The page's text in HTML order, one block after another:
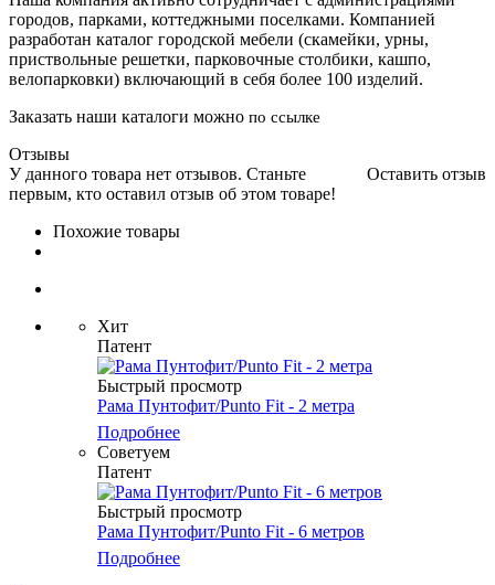
городов, парками, коттеджными поселками. Компанией
разработан каталог городской мебели (скамейки, урны,
приствольные решетки, парковочные столбики, кашпо,
велопарковки) включающий в себя более 100 изделий.
Заказать наши каталоги можно по ссылке
Отзывы
Оставить отзыв
У данного товара нет отзывов. Станьте
первым, кто оставил отзыв об этом товаре!
Похожие товары
Хит
Патент
Быстрый просмотр
Рама Пунтофит/Punto Fit - 2 метра
Подробнее
Советуем
Патент
Быстрый просмотр
Рама Пунтофит/Punto Fit - 6 метров
Подробнее